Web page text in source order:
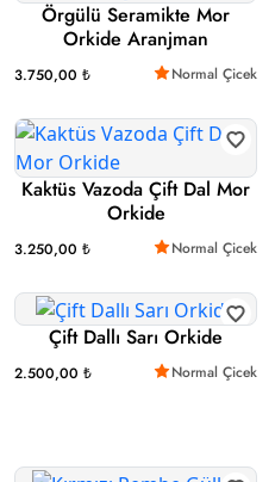
Örgülü Seramikte Mor
Orkide Aranjman
3.750,00 ₺ Normal Çicek
Kaktüs Vazoda Çift Dal Mor
Orkide
3.250,00 ₺ Normal Çicek
Çift Dallı Sarı Orkide
2.500,00 ₺ Normal Çicek